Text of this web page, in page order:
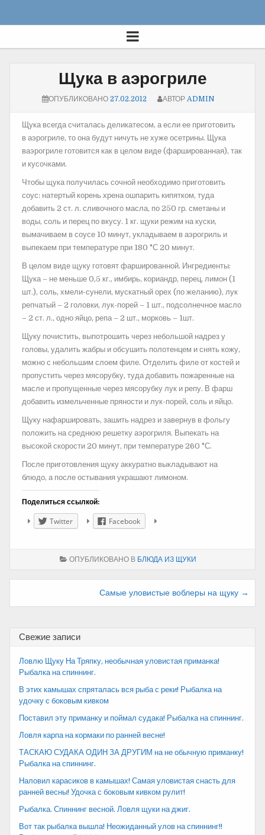
Щука в аэрогриле
ОПУБЛИКОВАНО 27.02.2012 АВТОР ADMIN
Щука всегда считалась деликатесом, а если ее приготовить
в аэрогриле, то она будут ничуть не хуже осетрины. Щука
ваэрогриле готовится как в целом виде (фаршированная), так
и кусочками.
Чтобы щука получилась сочной необходимо приготовить
соус: натертый корень хрена ошпарить кипятком, туда
добавить 2 ст. л. сливочного масла, по 250 гр. сметаны и
воды, соль и перец по вкусу. 1 кг. щуки режим на куски,
вымачиваем в соусе 10 минут, укладываем в аэрогриль и
выпекаем при температуре при 180 °С 20 минут.
В целом виде щуку готовят фаршированной. Ингредиенты:
Щука – не меньше 0,5 кг., имбирь, кориандр, перец, лимон (1
шт.), соль, хмели-сунели, мускатный орех (по желанию), лук
репчатый – 2 головки, лук-порей – 1 шт., подсолнечное масло
– 2 ст. л., одно яйцо, репа – 2 шт., морковь – 1шт.
Щуку почистить, выпотрошить через небольшой надрез у
головы, удалить жабры и обсушить полотенцем и снять кожу,
можно с небольшим слоем филе. Отделить филе от костей и
пропустить через мясорубку, туда добавить пожаренные на
масле и пропущенные через мясорубку лук и репу. В фарш
добавить измельченные пряности и лук-порей, соль и яйцо.
Щуку нафаршировать, зашить надрез и завернув в фольгу
положить на среднюю решетку аэрогриля. Выпекать на
высокой скорости 20 минут, при температуре 260 °С.
После приготовления щуку аккуратно выкладывают на
блюдо, а после остывания украшают лимоном.
Поделиться ссылкой:
Twitter Facebook
ОПУБЛИКОВАНО В БЛЮДА ИЗ ЩУКИ
записям
Самые уловистые воблеры на щуку →
Свежие записи
Ловлю Щуку На Тряпку, необычная уловистая приманка!
Рыбалка на спиннинг.
В этих камышах спряталась вся рыба с реки! Рыбалка на
удочку с боковым кивком
Поставил эту приманку и поймал судака! Рыбалка на спиннинг.
Ловля карпа на кормаки по ранней весне!
ТАСКАЮ СУДАКА ОДИН ЗА ДРУГИМ на не обычную приманку!
Рыбалка на спиннинг.
Наловил карасиков в камышах! Самая уловистая снасть для
ранней весны! Удочка с боковым кивком рулит!
Рыбалка. Спиннинг весной. Ловля щуки на джиг.
Вот так рыбалка вышла! Неожиданный улов на спиннинг!!